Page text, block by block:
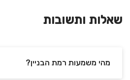
שאלות ותשובות
מהי משמעות רמת הבניין?